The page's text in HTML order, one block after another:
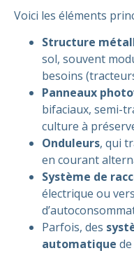
Voici les éléments
Structure
sol, souvent
besoins
Panneaux
bifaciaux, semi-
culture à
Onduleurs, qui
en courant
Système de
électrique ou
Parfois, des
automatique